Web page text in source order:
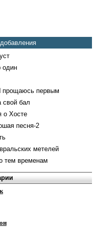
один
прощаюсь первым
свой бал
о Хосте
песня-2
метелей
тем временам